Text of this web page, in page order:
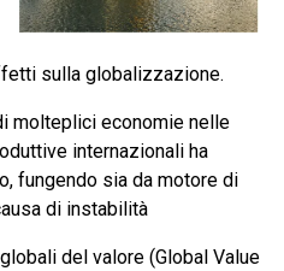
sulla globalizzazione.
molteplici economie nelle
internazionali ha
fungendo sia da motore di
di instabilità
del valore (Global Value